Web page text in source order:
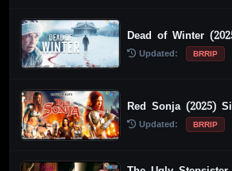
Dead of Winter
Updated: BRRIP
Red Sonja (2025)
Updated: BRRIP